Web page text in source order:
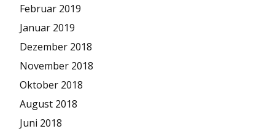
Februar 2019
Januar 2019
Dezember 2018
November 2018
Oktober 2018
August 2018
Juni 2018